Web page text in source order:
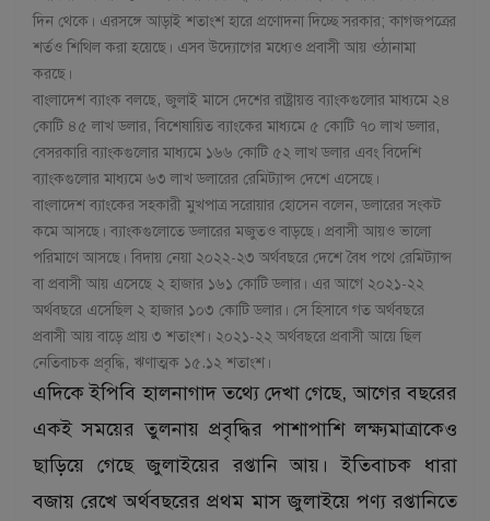
দিন থেকে। এরসঙ্গে আড়াই শতাংশ হারে প্রণোদনা দিচ্ছে সরকার; কাগজপত্রের
শর্তও শিথিল করা হয়েছে। এসব উদ্যোগের মধ্যেও প্রবাসী আয় ওঠানামা
করছে।
বাংলাদেশ ব্যাংক বলছে, জুলাই মাসে দেশের রাষ্ট্রায়ত্ত ব্যাংকগুলোর মাধ্যমে ২৪
কোটি ৪৫ লাখ ডলার, বিশেষায়িত ব্যাংকের মাধ্যমে ৫ কোটি ৭০ লাখ ডলার,
বেসরকারি ব্যাংকগুলোর মাধ্যমে ১৬৬ কোটি ৫২ লাখ ডলার এবং বিদেশি
ব্যাংকগুলোর মাধ্যমে ৬৩ লাখ ডলারের রেমিট্যান্স দেশে এসেছে।
বাংলাদেশ ব্যাংকের সহকারী মুখপাত্র সরোয়ার হোসেন বলেন, ডলারের সংকট
কমে আসছে। ব্যাংকগুলোতে ডলারের মজুতও বাড়ছে। প্রবাসী আয়ও ভালো
পরিমাণে আসছে। বিদায় নেয়া ২০২২-২৩ অর্থবছরে দেশে বৈধ পথে রেমিট্যান্স
বা প্রবাসী আয় এসেছে ২ হাজার ১৬১ কোটি ডলার। এর আগে ২০২১-২২
অর্থবছরে এসেছিল ২ হাজার ১০৩ কোটি ডলার। সে হিসাবে গত অর্থবছরে
প্রবাসী আয় বাড়ে প্রায় ৩ শতাংশ। ২০২১-২২ অর্থবছরে প্রবাসী আয়ে ছিল
নেতিবাচক প্রবৃদ্ধি, ঋণাত্মক ১৫.১২ শতাংশ।
এদিকে ইপিবি হালনাগাদ তথ্যে দেখা গেছে, আগের বছরের
একই সময়ের তুলনায় প্রবৃদ্ধির পাশাপাশি লক্ষ্যমাত্রাকেও
ছাড়িয়ে গেছে জুলাইয়ের রপ্তানি আয়। ইতিবাচক ধারা
বজায় রেখে অর্থবছরের প্রথম মাস জুলাইয়ে পণ্য রপ্তানিতে